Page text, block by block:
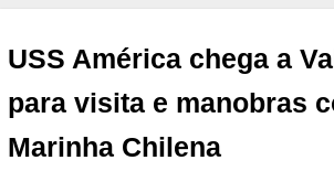
USS América chega a
para visita e manobras
Marinha Chilena